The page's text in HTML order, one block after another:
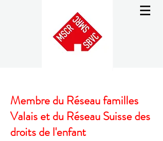
Membre du Réseau familles
Valais et du Réseau Suisse des
droits de l'enfant